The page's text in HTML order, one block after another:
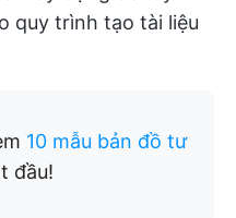
quy trình tạo tài liệu
10 mẫu bản đồ tư
đầu!